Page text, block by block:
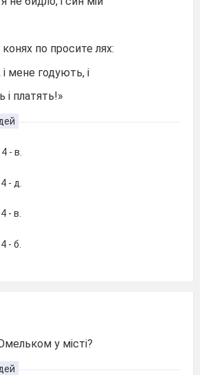
по просите лях:
мене годують, і
платять!»
- в.
- д.
- в.
- б.
у місті?